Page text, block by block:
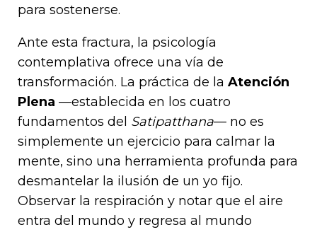
para sostenerse.
Ante esta fractura, la psicología
contemplativa ofrece una vía de
transformación. La práctica de la Atención
Plena —establecida en los cuatro
fundamentos del Satipatthana— no es
simplemente un ejercicio para calmar la
mente, sino una herramienta profunda para
desmantelar la ilusión de un yo fijo.
Observar la respiración y notar que el aire
entra del mundo y regresa al mundo